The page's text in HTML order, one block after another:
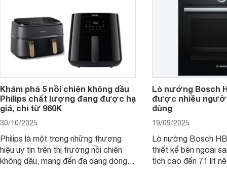
Khám phá 5 nồi chiên không dầu
Philips chất lượng đang được hạ
giá, chỉ từ 960K
30/10/2025
Philips là một trong những thương
hiệu uy tín trên thị trường nồi chiên
không dầu, mang đến đa dạng dòng
Lò nướng Bosch
được nhiều
dùng
19/09/2025
Lò nướng Bosch
thiết kế bên ngoài
tích cao đến 71 lít